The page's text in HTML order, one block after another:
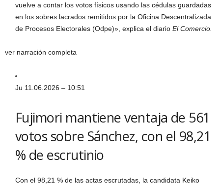
vuelve a contar los votos físicos usando las cédulas guardadas
en los sobres lacrados remitidos por la Oficina Descentralizada
de Procesos Electorales (Odpe)», explica el diario El Comercio.
ver narración completa
Ju 11.06.2026 – 10:51
Fujimori mantiene ventaja de 561
votos sobre Sánchez, con el 98,21
% de escrutinio
Con el 98,21 % de las actas escrutadas, la candidata Keiko